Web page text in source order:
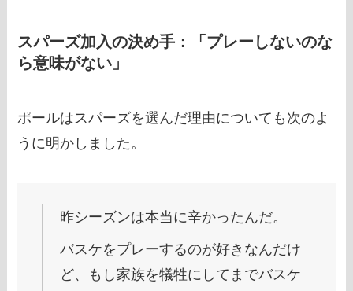
スパーズ加入の決め手：「プレーしないのな
ら意味がない」
ポールはスパーズを選んだ理由についても次のよ
うに明かしました。
昨シーズンは本当に辛かったんだ。
バスケをプレーするのが好きなんだけ
ど、もし家族を犠牲にしてまでバスケ